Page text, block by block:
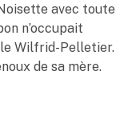
avec toute
n’occupait
Wilfrid-Pelletier.
de sa mère.